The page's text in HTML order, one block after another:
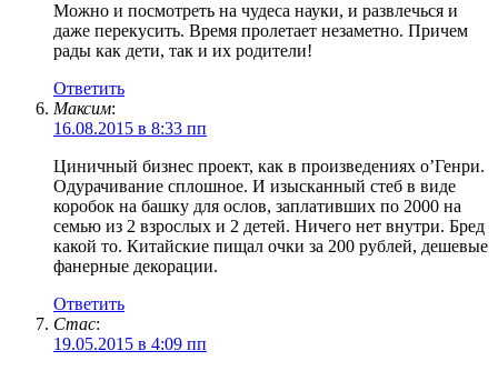
Можно и посмотреть на чудеса науки, и развлечься и
даже перекусить. Время пролетает незаметно. Причем
рады как дети, так и их родители!
Ответить
Максим:
16.08.2015 в 8:33 пп
Циничный бизнес проект, как в произведениях о’Генри.
Одурачивание сплошное. И изысканный стеб в виде
коробок на башку для ослов, заплативших по 2000 на
семью из 2 взрослых и 2 детей. Ничего нет внутри. Бред
какой то. Китайские пищал очки за 200 рублей, дешевые
фанерные декорации.
Ответить
Стас:
19.05.2015 в 4:09 пп